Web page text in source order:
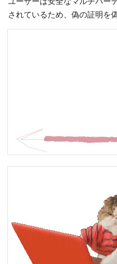
されているため、偽の証明を